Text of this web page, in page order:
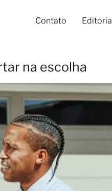
Contato Editoria
na escolha